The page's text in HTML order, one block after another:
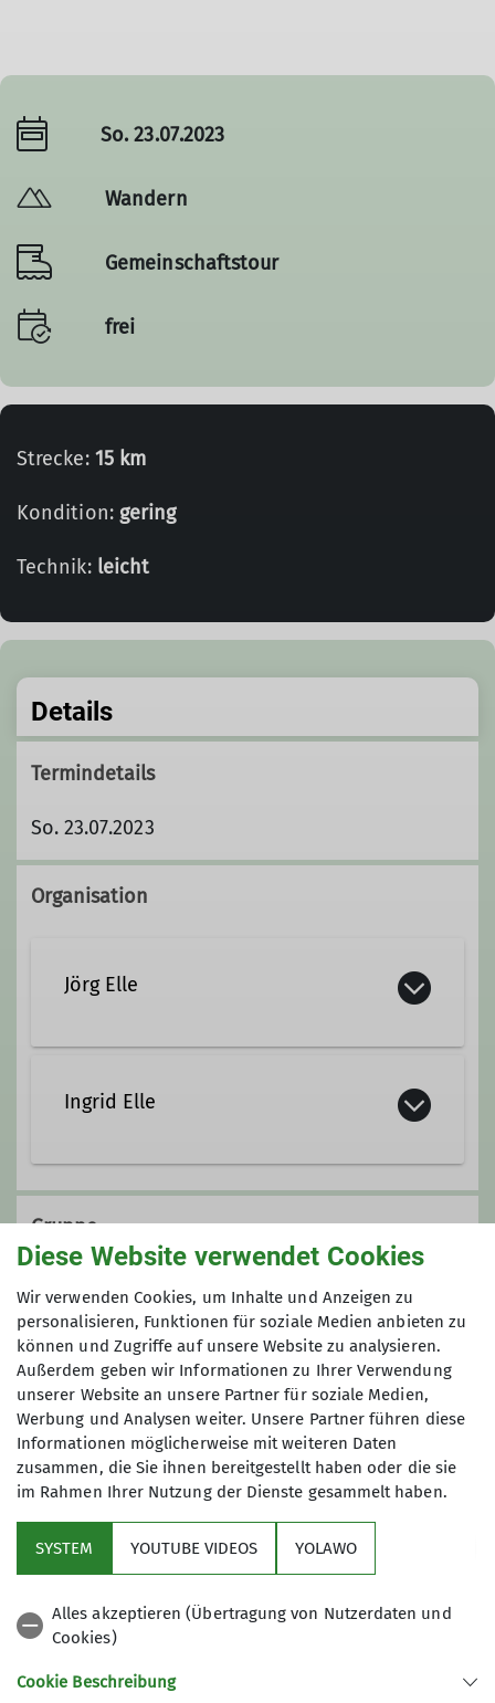
So. 23.07.2023
Wandern
Gemeinschaftstour
frei
Strecke: 15 km
Kondition: gering
Technik: leicht
Details
Termindetails
So. 23.07.2023
Organisation
Jörg Elle
Ingrid Elle
05281 / 606417
0175 / 3261 091
ingrid.elle@web.de
Gruppe
Archiv Wandern
Diese Website verwendet Cookies
Wir verwenden Cookies, um Inhalte und Anzeigen zu
personalisieren, Funktionen für soziale Medien anbieten zu
können und Zugriffe auf unsere Website zu analysieren.
Außerdem geben wir Informationen zu Ihrer Verwendung
unserer Website an unsere Partner für soziale Medien,
Werbung und Analysen weiter. Unsere Partner führen diese
Informationen möglicherweise mit weiteren Daten
zusammen, die Sie ihnen bereitgestellt haben oder die sie
im Rahmen Ihrer Nutzung der Dienste gesammelt haben.
SYSTEM YOUTUBE VIDEOS YOLAWO
Alles akzeptieren (Übertragung von Nutzerdaten und
Cookies)
Cookie Beschreibung